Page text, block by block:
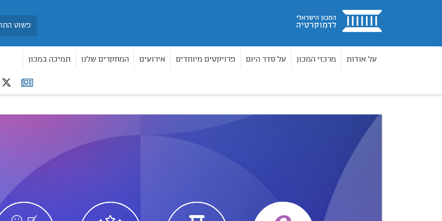
בית
על אודות מרכזי המכון על סדר היום פרויקטים מיוחדים אירועים המחקרים שלנו תמיכה במכון
רשימת
תפוצה